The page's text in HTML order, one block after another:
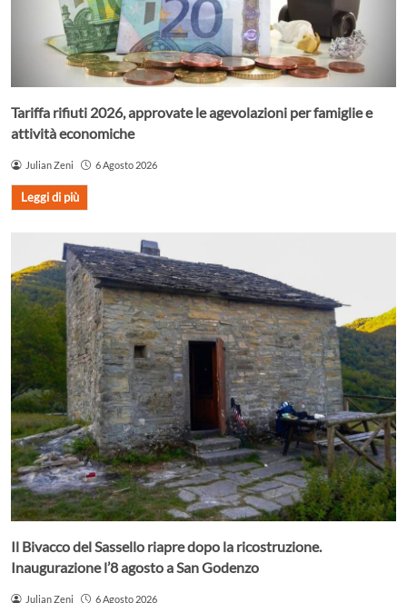
Tariffa rifiuti 2026, approvate le agevolazioni per famiglie e
attività economiche
Julian Zeni 6 Agosto 2026
Leggi di più
Il Bivacco del Sassello riapre dopo la ricostruzione.
Inaugurazione l’8 agosto a San Godenzo
Julian Zeni 6 Agosto 2026